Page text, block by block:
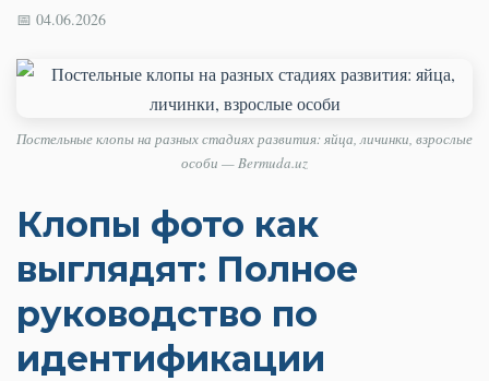
📅 04.06.2026
Постельные клопы на разных стадиях развития: яйца, личинки, взрослые
особи — Bermuda.uz
Клопы фото как
выглядят: Полное
руководство по
идентификации